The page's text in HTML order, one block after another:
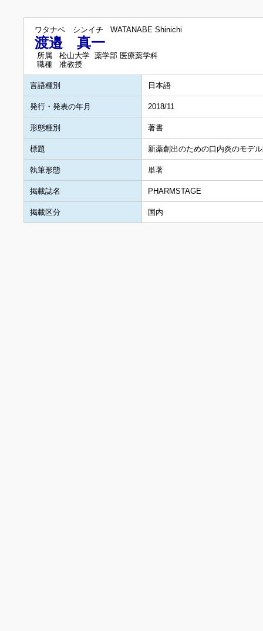
ワタナベ シンイチ WATANABE Shinichi
渡邉 真一
所属
松山大学 薬学部 医療薬学科
職種
准教授
言語種別 日本語
発行・発表の年月 2018/11
形態種別 著書
標題 新薬創出のための口内炎のモデ
執筆形態 単著
掲載誌名 PHARMSTAGE
掲載区分 国内